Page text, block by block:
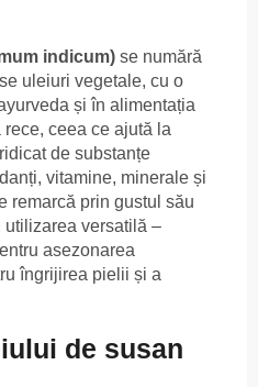
indicum) se numără
uleiuri vegetale, cu o
și în alimentația
ceea ce ajută la
de substanțe
vitamine, minerale și
remarcă prin gustul său
utilizarea versatilă –
asezonarea
îngrijirea pielii și a
de susan